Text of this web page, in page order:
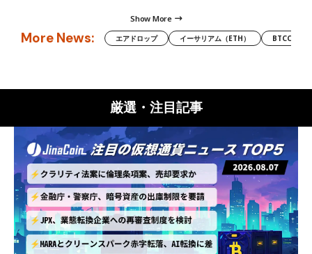
Show More
More News: エアドロップ イーサリアム（ETH） BTCC
厳選・注目記事